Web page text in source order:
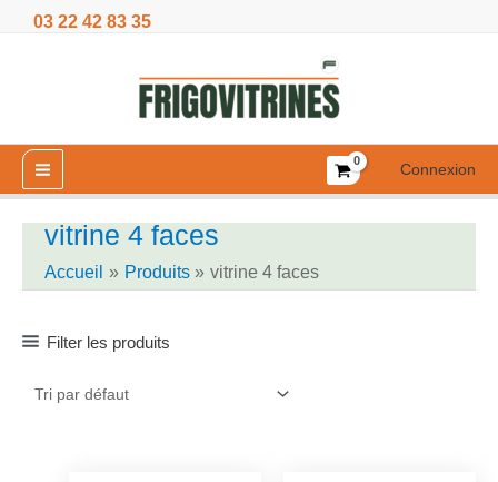
03 22 42 83 35
Connexion
vitrine 4 faces
Accueil Produits vitrine 4 faces
Filter les produits